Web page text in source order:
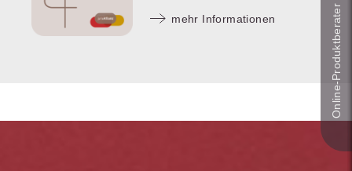
mehr Informationen Online-Produkt­berater